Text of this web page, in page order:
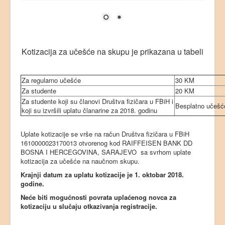
Organizacioni odbor
Kontakt
Kotizacija za učešće na skupu je prikazana u tabeli
Za regularno učešće
30 KM
Za studente
20 KM
Za studente koji su članovi Društva fizičara u FBiH i
koji su izvršili uplatu članarine za 2018. godinu
Besplatno
Uplate kotizacije se vrše na račun Društva fizičara u FBiH
1610000023170013 otvorenog kod RAIFFEISEN BANK DD
BOSNA I HERCEGOVINA, SARAJEVO sa svrhom uplate
kotizacija za učešće na naučnom skupu.
Krajnji datum za uplatu kotizacije je 1. oktobar 2018.
godine.
Neće biti mogućnosti povrata uplaćenog novca za
kotizaciju u slučaju otkazivanja registracije.